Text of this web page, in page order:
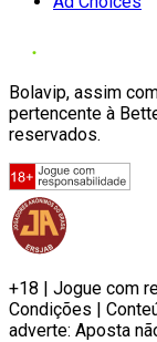
Bolavip, assim
pertencente à
reservados.
+18 | Jogue com
Condições |
adverte: Aposta